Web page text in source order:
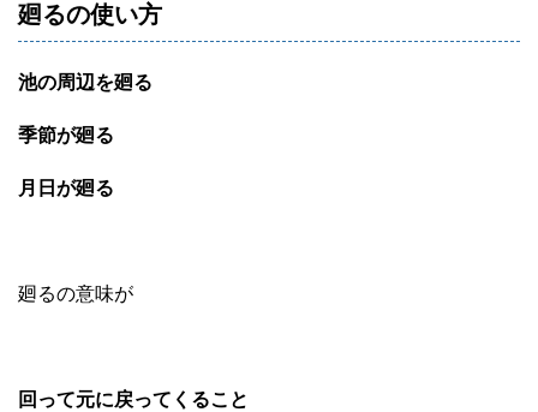
廻るの使い方
池の周辺を廻る
季節が廻る
月日が廻る
廻るの意味が
回って元に戻ってくること